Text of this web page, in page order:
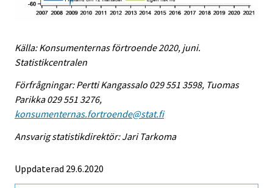
Källa: Konsumenternas förtroende 2020, juni.
Statistikcentralen
Förfrågningar: Pertti Kangassalo 029 551 3598, Tuomas
Parikka 029 551 3276,
konsumenternas.fortroende@stat.fi
Ansvarig statistikdirektör: Jari Tarkoma
Uppdaterad 29.6.2020